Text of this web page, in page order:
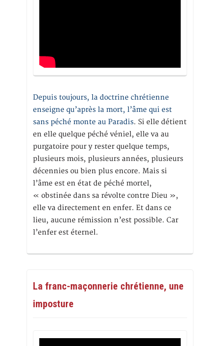
Depuis toujours, la doctrine chrétienne
enseigne qu’après la mort, l’âme qui est
sans péché monte au Paradis. Si elle détient
en elle quelque péché véniel, elle va au
purgatoire pour y rester quelque temps,
plusieurs mois, plusieurs années, plusieurs
décennies ou bien plus encore. Mais si
l’âme est en état de péché mortel,
« obstinée dans sa révolte contre Dieu »,
elle va directement en enfer. Et dans ce
lieu, aucune rémission n’est possible. Car
l’enfer est éternel.
La franc-maçonnerie chrétienne, une
imposture